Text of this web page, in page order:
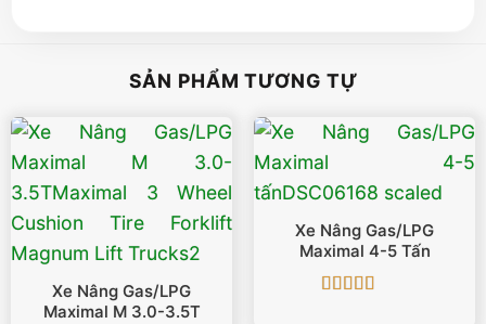
SẢN PHẨM TƯƠNG TỰ
Xe Nâng Gas/LPG
Maximal M 3.0-3.5T
Xe Nâng Gas/LPG
Maximal 4-5 Tấn